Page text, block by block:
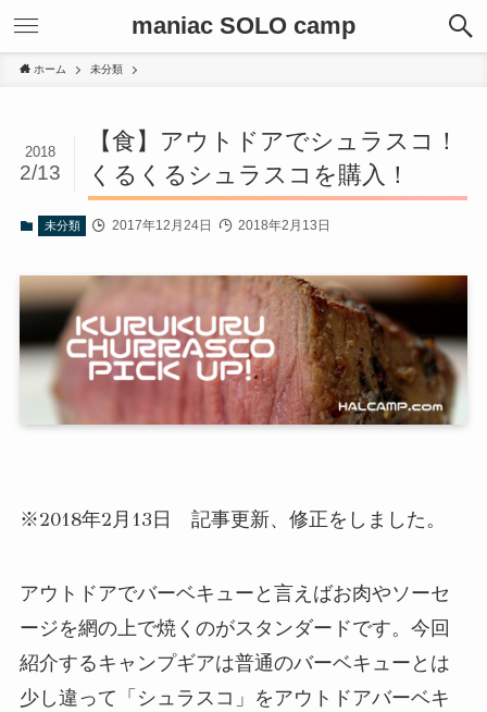
maniac SOLO camp
ホーム 未分類
【食】アウトドアでシュラスコ！
くるくるシュラスコを購入！
2018
2/13
未分類 2017年12月24日 2018年2月13日
※2018年2月13日 記事更新、修正をしました。
アウトドアでバーベキューと言えばお肉やソーセ
ージを網の上で焼くのがスタンダードです。今回
紹介するキャンプギアは普通のバーベキューとは
少し違って「シュラスコ」をアウトドアバーベキ